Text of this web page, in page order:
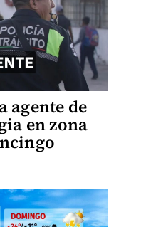
agente de
en zona